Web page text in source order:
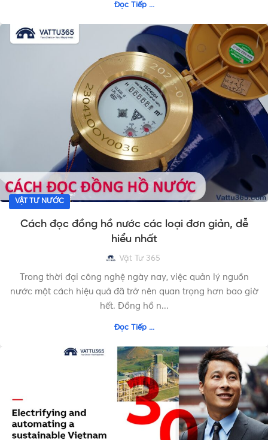
Đọc Tiếp ...
VẬT TƯ NƯỚC
Cách đọc đồng hồ nước các loại đơn giản, dễ
hiểu nhất
Vật Tư 365
Trong thời đại công nghệ ngày nay, việc quản lý nguồn
nước một cách hiệu quả đã trở nên quan trọng hơn bao giờ
hết. Đồng hồ n...
Đọc Tiếp ...